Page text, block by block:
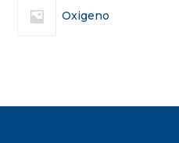
Oxigeno